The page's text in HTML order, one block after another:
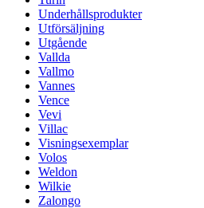
Underhållsprodukter
Utförsäljning
Utgående
Vallda
Vallmo
Vannes
Vence
Vevi
Villac
Visningsexemplar
Volos
Weldon
Wilkie
Zalongo